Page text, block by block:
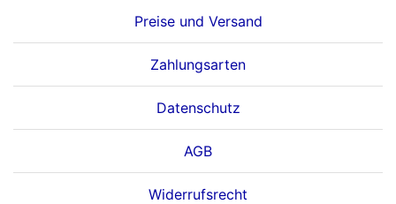
Preise und Versand
Zahlungsarten
Datenschutz
AGB
Widerrufsrecht